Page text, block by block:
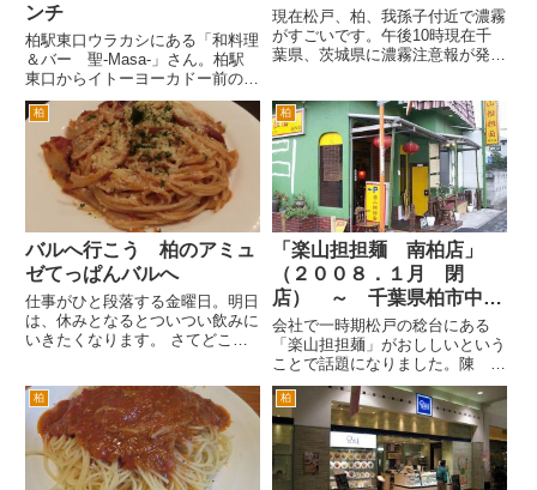
ンチ
柏駅東口ウラカシにある「和料理
＆バー 聖-Masa-」さん。柏駅
東口からイトーヨーカドー前の通
り（ハウディモール）をまっすぐ
歩いていき、旧水戸街道を超えた
あたりを「ウラカシ」と言うひと
がいます。「ウラカシ」は、「裏
柏」からきているとか。原宿...
現在松戸、柏、我孫子付近で濃霧
がすごいです。午後10時現在千
葉県、茨城県に濃霧注意報が発令
カティのディーラーの看板がうっ
すらとみえます。 同じく6号南
花島の交差点です。濃霧のた...
柏
バルへ行こう 柏のアミュ
ゼてっぱんバルへ
仕事がひと段落する金曜日。明日
は、休みとなるとついつい飲みに
いきたくなります。 さてどこ
ゼ てっぱんバルさん。 まず
は、野菜を補給。ラタトゥュ。
焼き野菜。どんどん野菜を補給。
チカ...
柏
「楽山担担麺 南柏店」
（２００８．１月 閉
店） ～ 千葉県柏市中新
宿
会社で一時期松戸の稔台にある
「楽山担担麺」がおししいという
ことで話題になりました。陳 健
一氏のお店「四川飯店」の担担麺
の味に近いというのが理由でし
た。 そんな中気がつけば南柏の
旧水戸街道沿いにも同名のお店が
出来ました。おそらく市川市の北
総開...
柏 柏